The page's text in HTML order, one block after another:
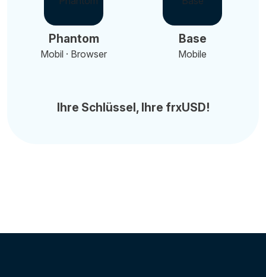
Phantom
Mobil · Browser
Base
Mobile
Ihre Schlüssel, Ihre frxUSD!